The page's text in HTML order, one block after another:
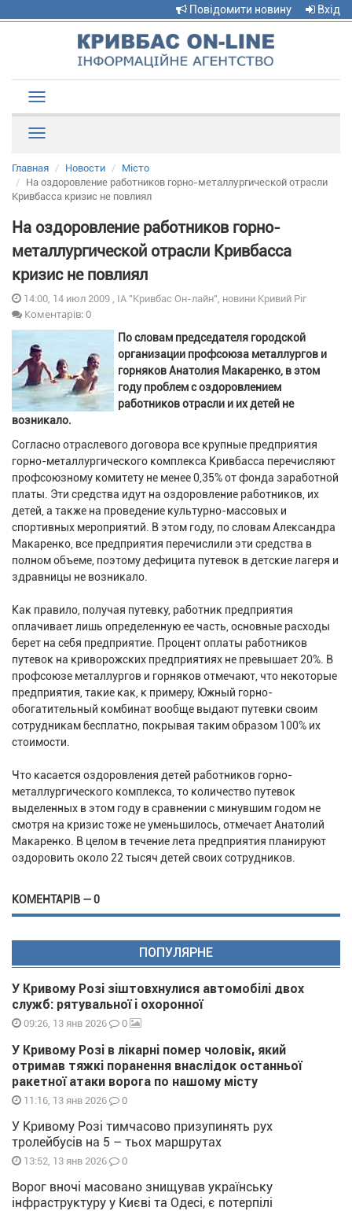
Повідомити новину Вхід
navigation
Главная Новости
Місто
На оздоровление работников горно-металлургической отрасли
Кривбасса кризис не повлиял
На оздоровление работников горно-
металлургической отрасли Кривбасса
кризис не повлиял
14:00, 14 июл 2009 , ІА "Кривбас Он-лайн", новини Кривий Ріг
Коментарів: 0
По словам председателя городской
организации профсоюза металлургов и
горняков Анатолия Макаренко, в этом
году проблем с оздоровлением
работников отрасли и их детей не
возникало.
Согласно отраслевого договора все крупные предприятия
горно-металлургического комплекса Кривбасса перечисляют
профсоюзному комитету не менее 0,35% от фонда заработной
платы. Эти средства идут на оздоровление работников, их
детей, а также на проведение культурно-массовых и
спортивных мероприятий. В этом году, по словам Александра
Макаренко, все предприятия перечислили эти средства в
полном объеме, поэтому дефицита путевок в детские лагеря и
здравницы не возникало.
Как правило, получая путевку, работник предприятия
оплачивает лишь определенную ее часть, основные расходы
берет на себя предприятие. Процент оплаты работников
путевок на криворожских предприятиях не превышает 20%. В
профсоюзе металлургов и горняков отмечают, что некоторые
предприятия, такие как, к примеру, Южный горно-
обогатительный комбинат вообще выдают путевки своим
сотрудникам бесплатно, покрывая таким образом 100% их
стоимости.
Что касается оздоровления детей работников горно-
металлургического комплекса, то количество путевок
выделенных в этом году в сравнении с минувшим годом не
смотря на кризис тоже не уменьшилось, отмечает Анатолий
Макаренко. В целом в течение лета предприятия планируют
оздоровить около 22 тысяч детей своих сотрудников.
КОМЕНТАРІВ — 0
ПОПУЛЯРНЕ
У Кривому Розі зіштовхнулися автомобілі двох
служб: рятувальної і охоронної
09:26, 13 янв 2026 0
У Кривому Розі в лікарні помер чоловік, який
отримав тяжкі поранення внаслідок останньої
ракетної атаки ворога по нашому місту
11:16, 13 янв 2026 0
У Кривому Розі тимчасово призупинять рух
тролейбусів на 5 – тьох маршрутах
13:52, 13 янв 2026 0
Ворог вночі масовано знищував українську
інфраструктуру у Києві та Одесі, є потерпілі